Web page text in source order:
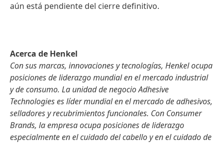
aún está pendiente del cierre definitivo.
Acerca de Henkel
Con sus marcas, innovaciones y tecnologías, Henkel ocupa
posiciones de liderazgo mundial en el mercado industrial
y de consumo. La unidad de negocio Adhesive
Technologies es líder mundial en el mercado de adhesivos,
selladores y recubrimientos funcionales. Con Consumer
Brands, la empresa ocupa posiciones de liderazgo
especialmente en el cuidado del cabello y en el cuidado de